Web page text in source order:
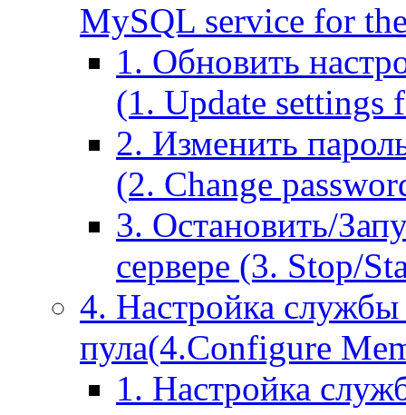
MySQL service for
1. Обновить
(1. Update settings
2. Изменить
(2. Change
3. Остановить/
сервере (3. Stop/
4. Настройка
пула(4.Configure
1. Настройка